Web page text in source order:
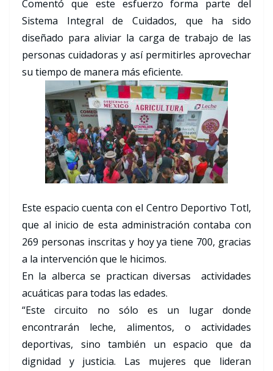
Comentó que este esfuerzo forma parte del
Sistema Integral de Cuidados, que ha sido
diseñado para aliviar la carga de trabajo de las
personas cuidadoras y así permitirles aprovechar
su tiempo de manera más eficiente.
Este espacio cuenta con el Centro Deportivo Totl,
que al inicio de esta administración contaba con
269 personas inscritas y hoy ya tiene 700, gracias
a la intervención que le hicimos.
En la alberca se practican diversas actividades
acuáticas para todas las edades.
“Este circuito no sólo es un lugar donde
encontrarán leche, alimentos, o actividades
deportivas, sino también un espacio que da
dignidad y justicia. Las mujeres que lideran